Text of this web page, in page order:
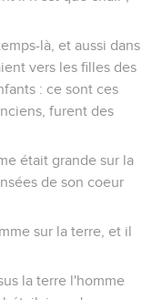
là, et aussi dans
vers les filles des
: ce sont ces
furent des
était grande sur la
de son coeur
sur la terre, et il
la terre l'homme